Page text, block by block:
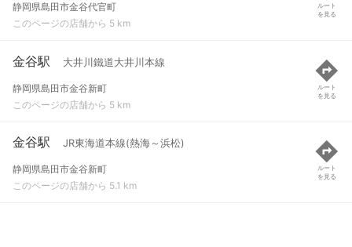
静岡県島田市金谷代官町
このページの店舗から 5 km
ルート
を見る
金谷駅 大井川鐵道大井川本線
静岡県島田市金谷新町
このページの店舗から 5 km
ルート
を見る
金谷駅 JR東海道本線(熱海～浜松)
静岡県島田市金谷新町
このページの店舗から 5.1 km
ルート
を見る